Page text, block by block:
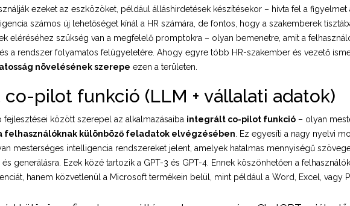
ezeket az eszközöket, például álláshirdetések készítésekor – hívta fel a figyelmet
számos új lehetőséget kínál a HR számára, de fontos, hogy a szakemberek
eléréséhez szükség van a megfelelő promptokra – olyan bemenetre, amit a
a rendszer folyamatos felügyeletére. Ahogy egyre több HR-szakember és vezető
növelésének szerepe ezen a területen.
pilot funkció (LLM + vállalati adatok)
között szerepel az alkalmazásaiba integrált co-pilot funkció – olyan
felhasználóknak különböző feladatok elvégzésében . Ez egyesíti a nagy nyelvi
mesterséges intelligencia rendszereket jelent, amelyek hatalmas mennyiségű
generálásra. Ezek közé tartozik a GPT-3 és GPT-4. Ennek köszönhetően a
hanem közvetlenül a Microsoft termékein belül, mint például a Word, Excel, vagy